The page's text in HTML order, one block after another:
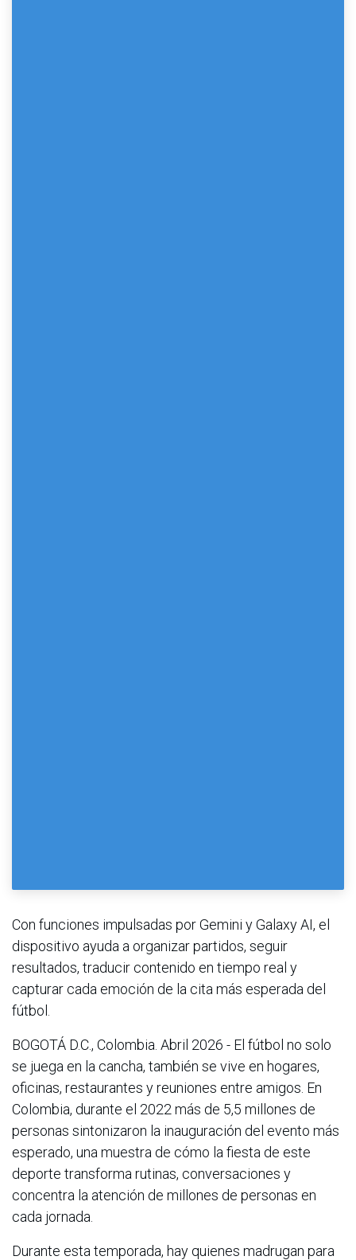
Con funciones impulsadas por Gemini y Galaxy AI, el
dispositivo ayuda a organizar partidos, seguir
resultados, traducir contenido en tiempo real y
capturar cada emoción de la cita más esperada del
fútbol.
BOGOTÁ D.C., Colombia. Abril 2026 - El fútbol no solo
se juega en la cancha, también se vive en hogares,
oficinas, restaurantes y reuniones entre amigos. En
Colombia, durante el 2022 más de 5,5 millones de
personas sintonizaron la inauguración del evento más
esperado, una muestra de cómo la fiesta de este
deporte transforma rutinas, conversaciones y
concentra la atención de millones de personas en
cada jornada.
Durante esta temporada, hay quienes madrugan para